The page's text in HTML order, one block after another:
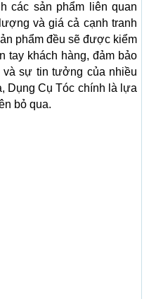
các sản phẩm liên quan
và giá cả cạnh tranh
phẩm đều sẽ được kiểm
tay khách hàng, đảm bảo
sự tin tưởng của nhiều
Dụng Cụ Tóc chính là lựa
bỏ qua.